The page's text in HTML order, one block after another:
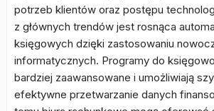
potrzeb klientów oraz postępu
z głównych trendów jest rosnąca
księgowych dzięki zastosowaniu
informatycznych. Programy do
bardziej zaawansowane i umożliwiają
efektywne przetwarzanie danych